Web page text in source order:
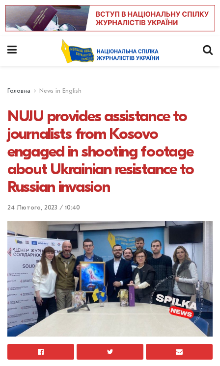
Головна News in English
NUJU provides assistance to
journalists from Kosovo
engaged in shooting footage
about Ukrainian resistance to
Russian invasion
24 Лютого, 2023 / 10:40